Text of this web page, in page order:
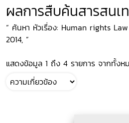
ผลการสืบค้นสารสนเ
“ ค้นหา หัวเรื่อง: Human rights
2014, ”
แสดงข้อมูล 1 ถึง 4 รายการ จากทั้งห